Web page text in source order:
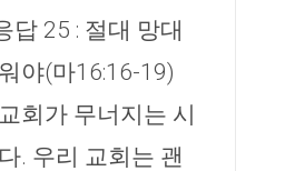
답 25 : 절대 망대
야(마16:16-19)
회가 무너지는 시
. 우리 교회는 괜